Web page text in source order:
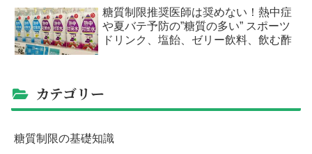
糖質制限推奨医師は奨めない！熱中症
や夏バテ予防の”糖質の多い” スポーツ
ドリンク、塩飴、ゼリー飲料、飲む酢
カテゴリー
糖質制限の基礎知識